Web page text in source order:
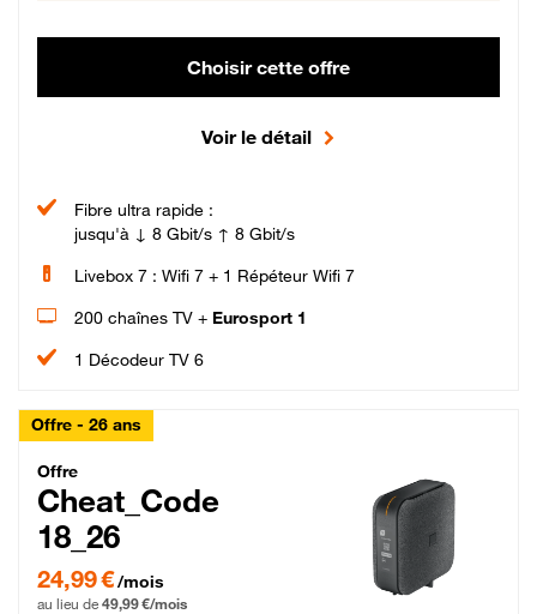
Choisir cette offre
Voir le détail
Fibre ultra rapide :
jusqu'à ↓ 8 Gbit/s ↑ 8 Gbit/s
Livebox 7 : Wifi 7 + 1 Répéteur Wifi 7
200 chaînes TV + Eurosport 1
1 Décodeur TV 6
Offre - 26 ans
Cheat_Code Fibre_18_26
Offre
Cheat_Code
18_26
24,99 € par mois pendant 0 mois puis 49,99 € par mois, Sans engagement
24,99 €/mois
au lieu de 49,99 €/mois